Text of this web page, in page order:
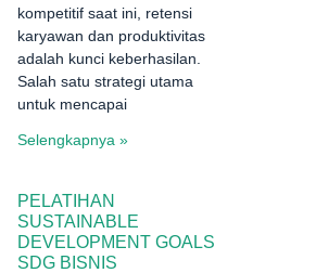
kompetitif saat ini, retensi
karyawan dan produktivitas
adalah kunci keberhasilan.
Salah satu strategi utama
untuk mencapai
Selengkapnya »
PELATIHAN
SUSTAINABLE
DEVELOPMENT GOALS
SDG BISNIS